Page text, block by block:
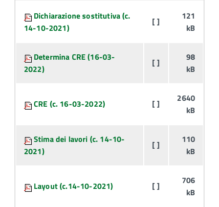
Dichiarazione sostitutiva (c.
14-10-2021)
[ ]
121
kB
Determina CRE (16-03-
2022)
[ ]
98
kB
CRE (c. 16-03-2022) [ ]
2640
kB
Stima dei lavori (c. 14-10-
2021)
[ ]
110
kB
Layout (c.14-10-2021) [ ]
706
kB